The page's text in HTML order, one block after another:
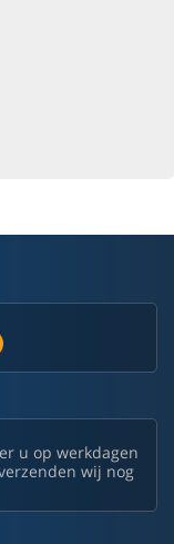
u op werkdagen
wij nog